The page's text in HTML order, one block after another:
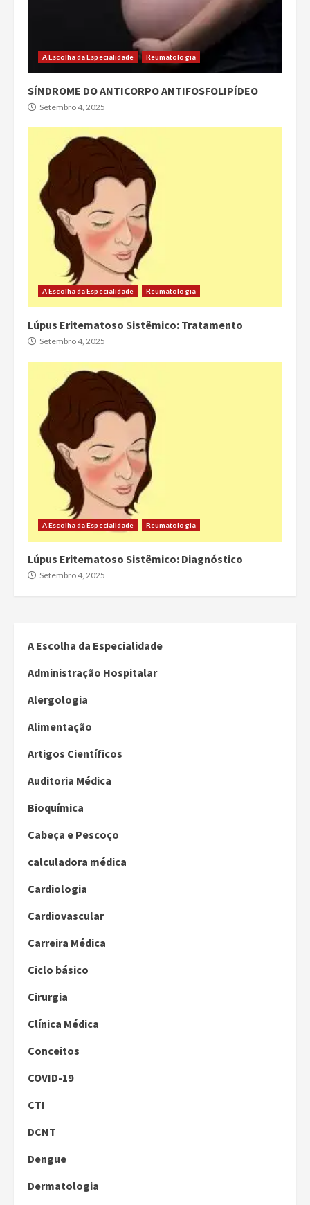
A Escolha da Especialidade Reumatologia
SÍNDROME DO ANTICORPO ANTIFOSFOLIPÍDEO
Setembro 4, 2025
A Escolha da Especialidade Reumatologia
Lúpus Eritematoso Sistêmico: Tratamento
Setembro 4, 2025
A Escolha da Especialidade Reumatologia
Lúpus Eritematoso Sistêmico: Diagnóstico
Setembro 4, 2025
A Escolha da Especialidade
Administração Hospitalar
Alergologia
Alimentação
Artigos Científicos
Auditoria Médica
Bioquímica
Cabeça e Pescoço
calculadora médica
Cardiologia
Cardiovascular
Carreira Médica
Ciclo básico
Cirurgia
Clínica Médica
Conceitos
COVID-19
CTI
DCNT
Dengue
Dermatologia